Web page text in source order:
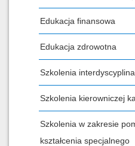
Edukacja finansowa
Edukacja zdrowotna
Szkolenia
Szkolenia kierowniczej
Szkolenia w zakresie
kształcenia specjalnego